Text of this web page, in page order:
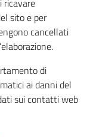
ricavare
sito e per
cancellati
di
ai danni del
sui contatti web